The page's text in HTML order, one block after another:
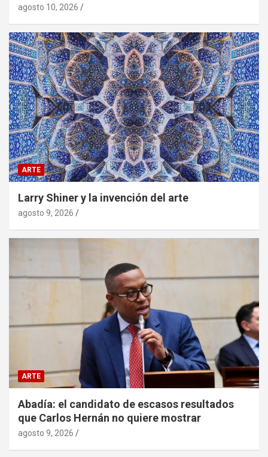
agosto 10, 2026
ARTE
Larry Shiner y la invención del arte
agosto 9, 2026
ARTE
Abadía: el candidato de escasos resultados
que Carlos Hernán no quiere mostrar
agosto 9, 2026